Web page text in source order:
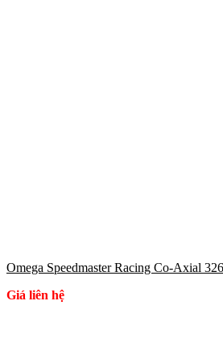
Omega Speedmaster Racing Co-Axial
Giá liên hệ